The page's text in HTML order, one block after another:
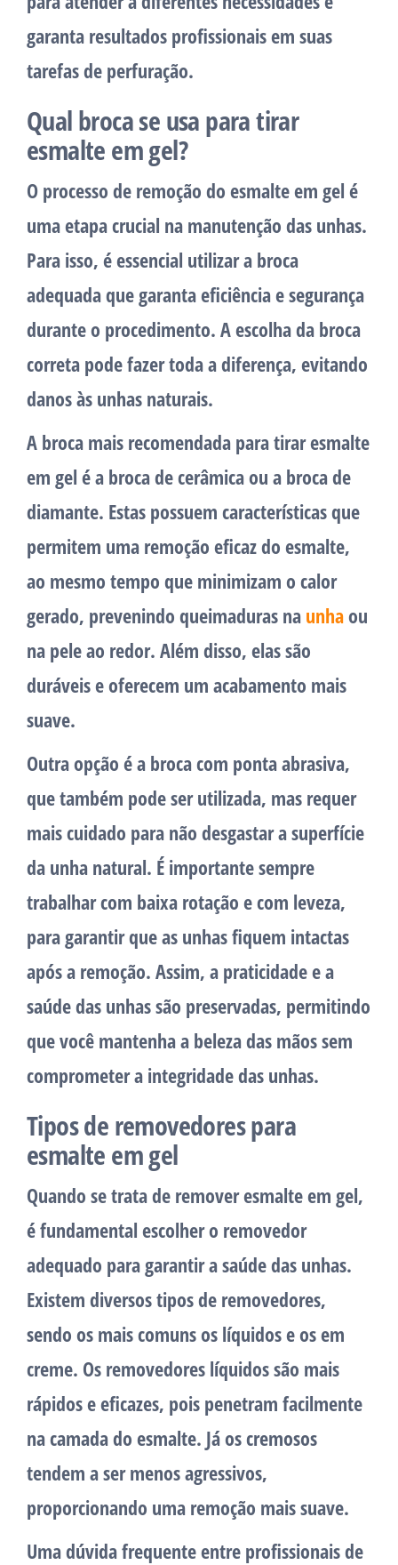
garanta resultados profissionais em suas
tarefas de perfuração.
Qual broca se usa para tirar
esmalte em gel?
O processo de remoção do esmalte em gel é
uma etapa crucial na manutenção das unhas.
Para isso, é essencial utilizar a broca
adequada que garanta eficiência e segurança
durante o procedimento. A escolha da broca
correta pode fazer toda a diferença, evitando
danos às unhas naturais.
A broca mais recomendada para tirar esmalte
em gel é a broca de cerâmica ou a broca de
diamante. Estas possuem características que
permitem uma remoção eficaz do esmalte,
ao mesmo tempo que minimizam o calor
gerado, prevenindo queimaduras na unhaou
na pele ao redor. Além disso, elas são
duráveis e oferecem um acabamento mais
suave.
Outra opção é a broca com ponta abrasiva,
que também pode ser utilizada, mas requer
mais cuidado para não desgastar a superfície
da unha natural. É importante sempre
trabalhar com baixa rotação e com leveza,
para garantir que as unhas fiquem intactas
após a remoção. Assim, a praticidade e a
saúde das unhas são preservadas, permitindo
que você mantenha a beleza das mãos sem
comprometer a integridade das unhas.
Tipos de removedores para
esmalte em gel
Quando se trata de remover esmalte em gel,
é fundamental escolher o removedor
adequado para garantir a saúde das unhas.
Existem diversos tipos de removedores,
sendo os mais comuns os líquidos e os em
creme. Os removedores líquidos são mais
rápidos e eficazes, pois penetram facilmente
na camada do esmalte. Já os cremosos
tendem a ser menos agressivos,
proporcionando uma remoção mais suave.
Uma dúvida frequente entre profissionais de